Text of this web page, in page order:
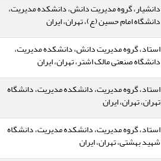
دانشیار، گروه مدیریت دانش، دانشکده مدیریت،
دانشگاه امام حسین (ع)، تهران، ایران
استاد، گروه مدیریت دانش، دانشکده مدیریت،
دانشگاه صنعتی مالک اشتر، تهران، ایران
استاد، گروه مدیریت، دانشکده مدیریت، دانشگاه
تهران، تهران، ایران
استاد، گروه مدیریت، دانشکده مدیریت، دانشگاه
شهید بهشتی، تهران، ایران